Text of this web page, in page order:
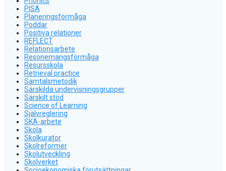
PISA
Planeringsförmåga
Poddar
Positiva relationer
REFLECT
Relationsarbete
Resonemangsförmåga
Resursskola
Retrieval practice
Samtalsmetodik
Särskilda undervisningsgrupper
Särskilt stöd
Science of Learning
Självreglering
SKA-arbete
Skola
Skolkurator
Skolreformer
Skolutveckling
Skolverket